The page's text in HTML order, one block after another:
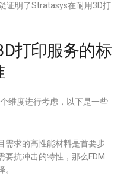
证明了Stratasys在耐用3D打
打印服务的标
维度进行考虑，以下是一些
需求的高性能材料是首要步
要抗冲击的特性，那么FDM